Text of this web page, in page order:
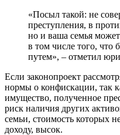
«Посыл такой: не
преступления, в
но и ваша семья
в том числе того,
путем», – отметил
Если законопроект
нормы о конфискации, так
имущество, полученное
риск наличия других
семьи, стоимость которых
доходу, высок.